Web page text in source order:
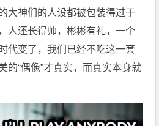
大神们的人设都被包装得过于
人还长得帅，彬彬有礼，一个
代变了，我们已经不吃这一套
的“偶像”才真实，而真实本身就